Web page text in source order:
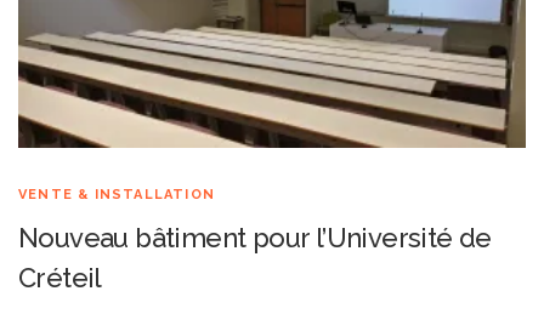
VENTE & INSTALLATION
Nouveau bâtiment pour l’Université de
Créteil